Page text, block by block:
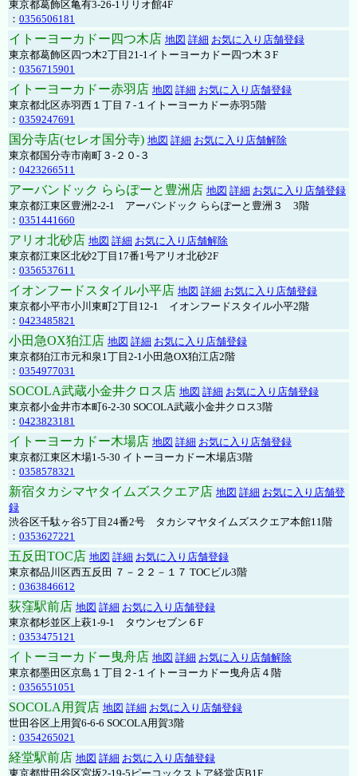
東京都葛飾区亀有3-26-1リリオ館4F
： 0356506181
イトーヨーカドー四つ木店 地図 詳細 お気に入り店舗登録
東京都葛飾区四つ木2丁目21-1イトーヨーカドー四つ木３F
： 0356715901
イトーヨーカドー赤羽店 地図 詳細 お気に入り店舗登録
東京都北区赤羽西１丁目７-１イトーヨーカドー赤羽5階
： 0359247691
国分寺店(セレオ国分寺) 地図 詳細 お気に入り店舗解除
東京都国分寺市南町３-２０-３
： 0423266511
アーバンドック ららぽーと豊洲店 地図 詳細 お気に入り店舗登録
東京都江東区豊洲2-2-1 アーバンドック ららぽーと豊洲３ 3階
： 0351441660
アリオ北砂店 地図 詳細 お気に入り店舗解除
東京都江東区北砂2丁目17番1号アリオ北砂2F
： 0356537611
イオンフードスタイル小平店 地図 詳細 お気に入り店舗登録
東京都小平市小川東町2丁目12-1 イオンフードスタイル小平2階
： 0423485821
小田急OX狛江店 地図 詳細 お気に入り店舗登録
東京都狛江市元和泉1丁目2-1小田急OX狛江店2階
： 0354977031
SOCOLA武蔵小金井クロス店 地図 詳細 お気に入り店舗登録
東京都小金井市本町6-2-30 SOCOLA武蔵小金井クロス3階
： 0423823181
イトーヨーカドー木場店 地図 詳細 お気に入り店舗登録
東京都江東区木場1-5-30 イトーヨーカドー木場店3階
： 0358578321
新宿タカシマヤタイムズスクエア店 地図 詳細 お気に入り店舗登
録
渋谷区千駄ヶ谷5丁目24番2号 タカシマヤタイムズスクエア本館11階
： 0353627221
五反田TOC店 地図 詳細 お気に入り店舗登録
東京都品川区西五反田 ７－２２－１７ TOCビル3階
： 0363846612
荻窪駅前店 地図 詳細 お気に入り店舗登録
東京都杉並区上萩1-9-1 タウンセブン６F
： 0353475121
イトーヨーカドー曳舟店 地図 詳細 お気に入り店舗解除
東京都墨田区京島１丁目２-１イトーヨーカドー曳舟店４階
： 0356551051
SOCOLA用賀店 地図 詳細 お気に入り店舗登録
世田谷区上用賀6-6-6 SOCOLA用賀3階
： 0354265021
経堂駅前店 地図 詳細 お気に入り店舗登録
東京都世田谷区宮坂2-19-5ピーコックストア経堂店B1F